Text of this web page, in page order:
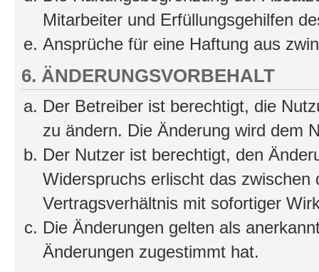
Mitarbeiter und Erfüllungsgehilfen
Ansprüche für eine Haftung aus
6. ÄNDERUNGSVORBEHALT
Der Betreiber ist berechtigt, die
zu ändern. Die Änderung wird dem
Der Nutzer ist berechtigt, den
Widerspruchs erlischt das
Vertragsverhältnis mit sofortiger
Die Änderungen gelten als
Änderungen zugestimmt hat.